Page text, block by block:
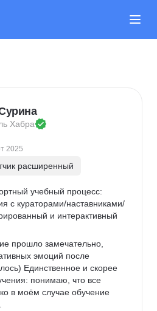
Хабра
2025
расширенный
учебный процесс:
с кураторами/наставниками/
и интерактивный
прошло замечательно,
эмоций после
Единственное и скорее
понимаю, что все
в моём случае обучение